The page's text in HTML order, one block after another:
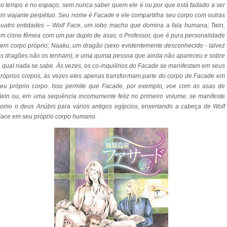
tempo e no espaço, sem nunca saber quem ele é ou por que está fadado a ser
viajante perpétuo. Seu nome é Facade e ele compartilha seu corpo com outras
entidades – Wolf Face, um lobo macho que domina a fala humana; Twin,
cisne fêmea com um par duplo de asas; o Professor, que é pura personalidade
corpo próprio; Naaku, um dragão (sexo evidentemente desconhecido - talvez
dragões não os tenham); e uma quinta pessoa que ainda não apareceu e sobre
qual nada se sabe. Às vezes, os co-inquilinos do Facade se manifestam em seus
corpos, às vezes eles apenas transformam parte do corpo de Facade em
próprio corpo. Isso permite que Facade, por exemplo, voe com as asas de
ou, em uma sequência incomumente feliz no primeiro volume, se manifeste
o deus Anúbis para vários antigos egípcios, enxertando a cabeça de Wolf
em seu próprio corpo humano.